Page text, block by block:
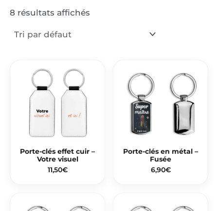
8 résultats affichés
Porte-clés effet cuir –
Votre visuel
11,50€
Porte-clés en métal –
Fusée
6,90€